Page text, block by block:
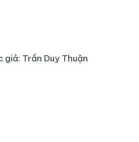
giả: Trần Duy Thuận